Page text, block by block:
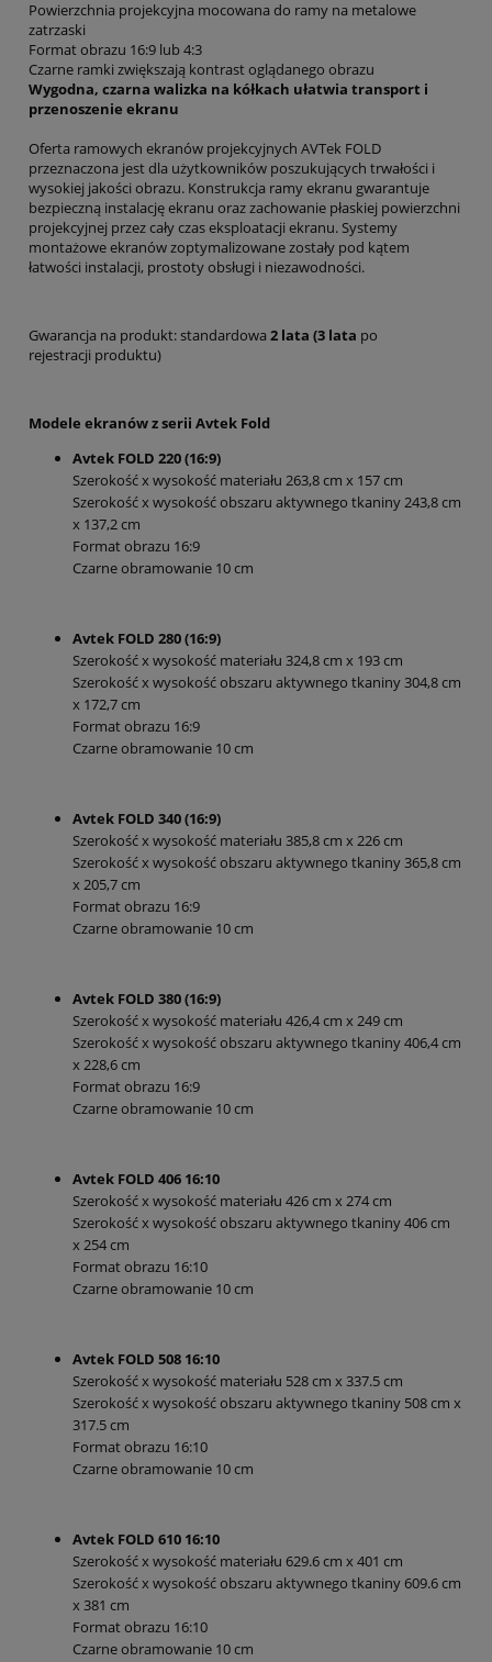
Powierzchnia projekcyjna mocowana do ramy na metalowe
zatrzaski
Format obrazu 16:9 lub 4:3
Czarne ramki zwiększają kontrast oglądanego obrazu
Wygodna, czarna walizka na kółkach ułatwia transport i
przenoszenie ekranu
Oferta ramowych ekranów projekcyjnych AVTek FOLD
przeznaczona jest dla użytkowników poszukujących trwałości i
wysokiej jakości obrazu. Konstrukcja ramy ekranu gwarantuje
bezpieczną instalację ekranu oraz zachowanie płaskiej powierzchni
projekcyjnej przez cały czas eksploatacji ekranu. Systemy
montażowe ekranów zoptymalizowane zostały pod kątem
łatwości instalacji, prostoty obsługi i niezawodności.
Gwarancja na produkt:standardowa 2 lata (3 lata po
rejestracji produktu)
Modele ekranów z serii Avtek Fold
Avtek FOLD 220 (16:9)
Szerokość x wysokość materiału 263,8 cm x 157 cm
Szerokość x wysokość obszaru aktywnego tkaniny 243,8 cm
x 137,2 cm
Format obrazu 16:9
Czarne obramowanie 10 cm
Avtek FOLD 280 (16:9)
Szerokość x wysokość materiału 324,8 cm x 193 cm
Szerokość x wysokość obszaru aktywnego tkaniny 304,8 cm
x 172,7 cm
Format obrazu 16:9
Czarne obramowanie 10 cm
Avtek FOLD 340 (16:9)
Szerokość x wysokość materiału 385,8 cm x 226 cm
Szerokość x wysokość obszaru aktywnego tkaniny 365,8 cm
x 205,7 cm
Format obrazu 16:9
Czarne obramowanie 10 cm
Avtek FOLD 380 (16:9)
Szerokość x wysokość materiału 426,4 cm x 249 cm
Szerokość x wysokość obszaru aktywnego tkaniny 406,4 cm
x 228,6 cm
Format obrazu 16:9
Czarne obramowanie 10 cm
Avtek FOLD 406 16:10
Szerokość x wysokość materiału 426 cm x 274 cm
Szerokość x wysokość obszaru aktywnego tkaniny 406 cm
x 254 cm
Format obrazu 16:10
Czarne obramowanie 10 cm
Avtek FOLD 508 16:10
Szerokość x wysokość materiału 528 cm x 337.5 cm
Szerokość x wysokość obszaru aktywnego tkaniny 508 cm x
317.5 cm
Format obrazu 16:10
Czarne obramowanie 10 cm
Avtek FOLD 610 16:10
Szerokość x wysokość materiału 629.6 cm x 401 cm
Szerokość x wysokość obszaru aktywnego tkaniny 609.6 cm
x 381 cm
Format obrazu 16:10
Czarne obramowanie 10 cm